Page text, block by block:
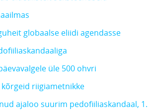
globaalse eliidi agendasse
üle 500 ohvri
riigiametnikke
ajaloo suurim pedofiiliaskandaal, 1.